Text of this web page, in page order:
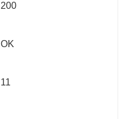
200
OK
11